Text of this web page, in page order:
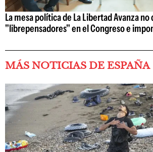
La mesa política de La Libertad Avanza
"librepensadores" en el Congreso e
MÁS NOTICIAS DE ESPAÑA